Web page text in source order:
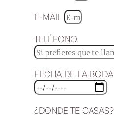
E-MAIL
TELÉFONO
FECHA DE LA BODA
¿DONDE TE CASAS?